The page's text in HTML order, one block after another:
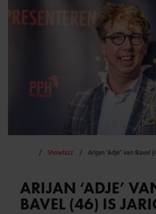
Showbizz Arijan ‘Adje’ van Bavel
ARIJAN ‘ADJE’
BAVEL (46) IS